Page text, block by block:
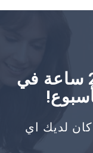
الخاص بك-24 ساعة في
لديك اي